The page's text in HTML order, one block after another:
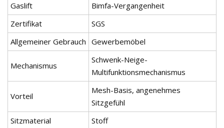
Gaslift
Bimfa-Vergangenheit
Zertifikat
SGS
Allgemeiner Gebrauch Gewerbemöbel
Mechanismus
Schwenk-Neige-
Multifunktionsmechanismus
Vorteil
Mesh-Basis, angenehmes
Sitzgefühl
Sitzmaterial
Stoff